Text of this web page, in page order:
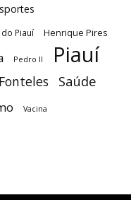
Piauí Henrique Pires
Pedro II Piauí
Saúde
Vacina